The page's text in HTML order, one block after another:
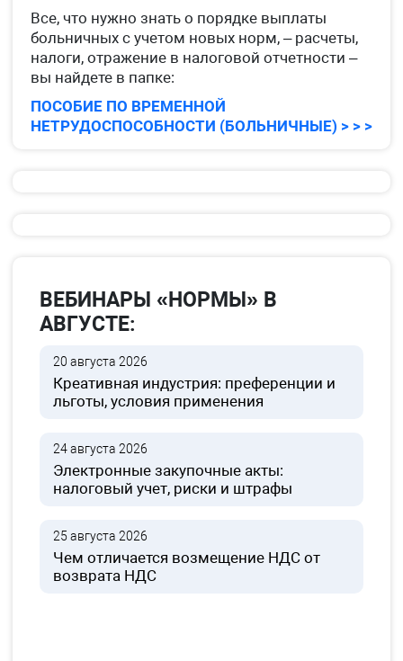
Все, что нужно знать о порядке выплаты
больничных с учетом новых норм, – расчеты,
налоги, отражение в налоговой отчетности –
вы найдете в папке:
ПОСОБИЕ ПО ВРЕМЕННОЙ
НЕТРУДОСПОСОБНОСТИ (БОЛЬНИЧНЫЕ) > > >
ВЕБИНАРЫ «НОРМЫ» В
АВГУСТЕ:
20 августа 2026
Креативная индустрия: преференции и
льготы, условия применения
24 августа 2026
Электронные закупочные акты:
налоговый учет, риски и штрафы
25 августа 2026
Чем отличается возмещение НДС от
возврата НДС